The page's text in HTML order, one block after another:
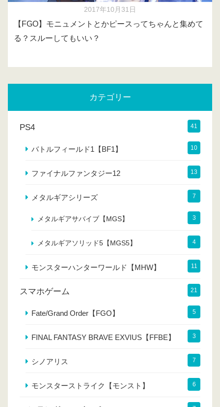
2017年10月31日
【FGO】モニュメントとかピースってちゃんと集めて
る？スルーしてもいい？
カテゴリー
PS4 41
バトルフィールド1【BF1】 10
ファイナルファンタジー12 13
メタルギアシリーズ 7
メタルギアサバイブ【MGS】 3
メタルギアソリッド5【MGS5】 4
モンスターハンターワールド【MHW】 11
スマホゲーム 21
Fate/Grand Order【FGO】 5
FINAL FANTASY BRAVE EXVIUS【FFBE】 3
シノアリス 7
モンスターストライク【モンスト】 6